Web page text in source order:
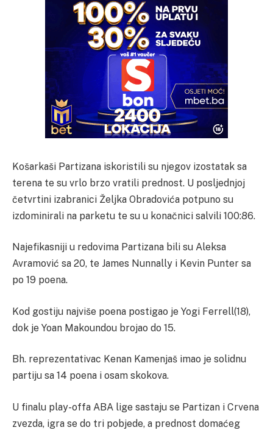
Košarkaši Partizana iskoristili su njegov izostatak sa
terena te su vrlo brzo vratili prednost. U posljednjoj
četvrtini izabranici Željka Obradovića potpuno su
izdominirali na parketu te su u konačnici salvili 100:86.
Najefikasniji u redovima Partizana bili su Aleksa
Avramović sa 20, te James Nunnally i Kevin Punter sa
po 19 poena.
Kod gostiju najviše poena postigao je Yogi Ferrell(18),
dok je Yoan Makoundou brojao do 15.
Bh. reprezentativac Kenan Kamenjaš imao je solidnu
partiju sa 14 poena i osam skokova.
U finalu play-offa ABA lige sastaju se Partizan i Crvena
zvezda, igra se do tri pobjede, a prednost domaćeg